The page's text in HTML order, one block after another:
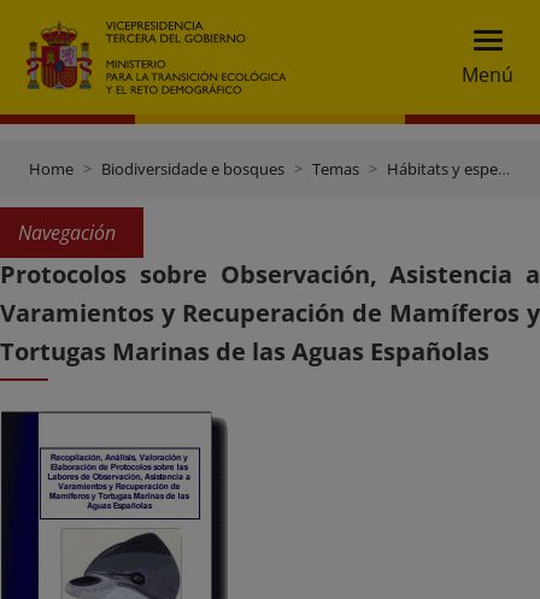
Menú
Home Biodiversidade e bosques Temas Hábitats y especies marinos
Navegación
Protocolos sobre Observación, Asistencia a
Varamientos y Recuperación de Mamíferos y
Tortugas Marinas de las Aguas Españolas